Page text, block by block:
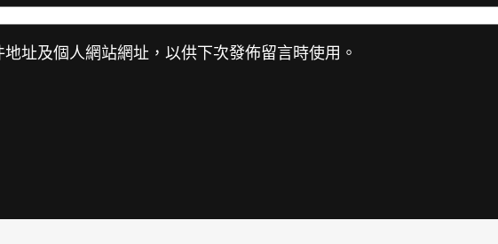
址及個人網站網址，以供下次發佈留言時使用。